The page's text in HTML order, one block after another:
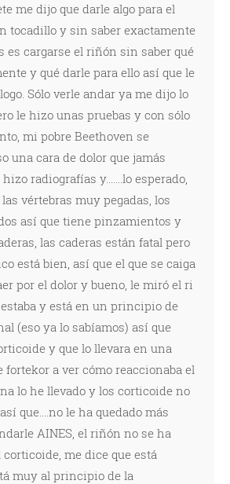
me dijo que darle algo para el
tocadillo y sin saber exactamente
es cargarse el riñón sin saber qué
y qué darle para ello así que le
Sólo verle andar ya me dijo lo
le hizo unas pruebas y con sólo
mi pobre Beethoven se
una cara de dolor que jamás
radiografías y.......lo esperado,
vértebras muy pegadas, los
así que tiene pinzamientos y
las caderas están fatal pero
está bien, así que el que se caiga
por el dolor y bueno, le miró el ri
estaba y está en un principio de
(eso ya lo sabíamos) así que
y que lo llevara en una
fortekor a ver cómo reaccionaba el
lo he llevado y los corticoide no
que....no le ha quedado más
AINES, el riñón no se ha
me dice que está
muy al principio de la